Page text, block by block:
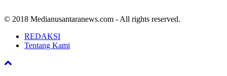
© 2018 Medianusantaranews.com - All rights reserved.
REDAKSI
Tentang Kami